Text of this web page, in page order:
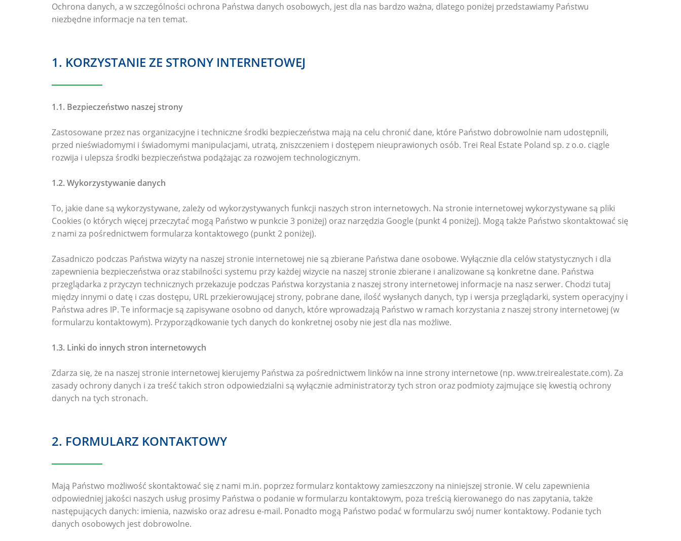
Ochrona danych, a w szczególności ochrona Państwa danych osobowych, jest dla nas bardzo ważna, dlatego poniżej przedstawiamy Państwu
niezbędne informacje na ten temat.
1. KORZYSTANIE ZE STRONY INTERNETOWEJ
1.1. Bezpieczeństwo naszej strony
Zastosowane przez nas organizacyjne i techniczne środki bezpieczeństwa mają na celu chronić dane, które Państwo dobrowolnie nam udostępnili,
przed nieświadomymi i świadomymi manipulacjami, utratą, zniszczeniem i dostępem nieuprawionych osób. Trei Real Estate Poland sp. z o.o. ciągle
rozwija i ulepsza środki bezpieczeństwa podążając za rozwojem technologicznym.
1.2. Wykorzystywanie danych
To, jakie dane są wykorzystywane, zależy od wykorzystywanych funkcji naszych stron internetowych. Na stronie internetowej wykorzystywane są pliki
Cookies (o których więcej przeczytać mogą Państwo w punkcie 3 poniżej) oraz narzędzia Google (punkt 4 poniżej). Mogą także Państwo skontaktować się
z nami za pośrednictwem formularza kontaktowego (punkt 2 poniżej).
Zasadniczo podczas Państwa wizyty na naszej stronie internetowej nie są zbierane Państwa dane osobowe. Wyłącznie dla celów statystycznych i dla
zapewnienia bezpieczeństwa oraz stabilności systemu przy każdej wizycie na naszej stronie zbierane i analizowane są konkretne dane. Państwa
przeglądarka z przyczyn technicznych przekazuje podczas Państwa korzystania z naszej strony internetowej informacje na nasz serwer. Chodzi tutaj
między innymi o datę i czas dostępu, URL przekierowującej strony, pobrane dane, ilość wysłanych danych, typ i wersja przeglądarki, system operacyjny i
Państwa adres IP. Te informacje są zapisywane osobno od danych, które wprowadzają Państwo w ramach korzystania z naszej strony internetowej (w
formularzu kontaktowym). Przyporządkowanie tych danych do konkretnej osoby nie jest dla nas możliwe.
1.3. Linki do innych stron internetowych
Zdarza się, że na naszej stronie internetowej kierujemy Państwa za pośrednictwem linków na inne strony internetowe (np. www.treirealestate.com). Za
zasady ochrony danych i za treść takich stron odpowiedzialni są wyłącznie administratorzy tych stron oraz podmioty zajmujące się kwestią ochrony
danych na tych stronach.
2. FORMULARZ KONTAKTOWY
Mają Państwo możliwość skontaktować się z nami m.in. poprzez formularz kontaktowy zamieszczony na niniejszej stronie. W celu zapewnienia
odpowiedniej jakości naszych usług prosimy Państwa o podanie w formularzu kontaktowym, poza treścią kierowanego do nas zapytania, także
następujących danych: imienia, nazwisko oraz adresu e-mail. Ponadto mogą Państwo podać w formularzu swój numer kontaktowy. Podanie tych
danych osobowych jest dobrowolne.